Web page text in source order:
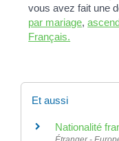
vous avez fait une
par mariage,
Français.
Et aussi
Nationalité